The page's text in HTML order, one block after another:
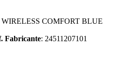
COMFORT BLUE
Fabricante: 24511207101